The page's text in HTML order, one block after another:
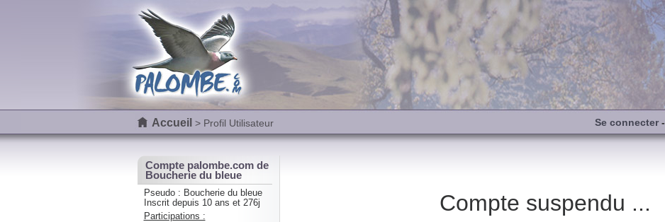
Accueil > Profil Utilisateur Se connecter-
Compte palombe.com de
Boucherie du bleue
Pseudo : Boucherie du bleue
Inscrit depuis 10 ans et 276j
Participations :
Compte suspendu ...